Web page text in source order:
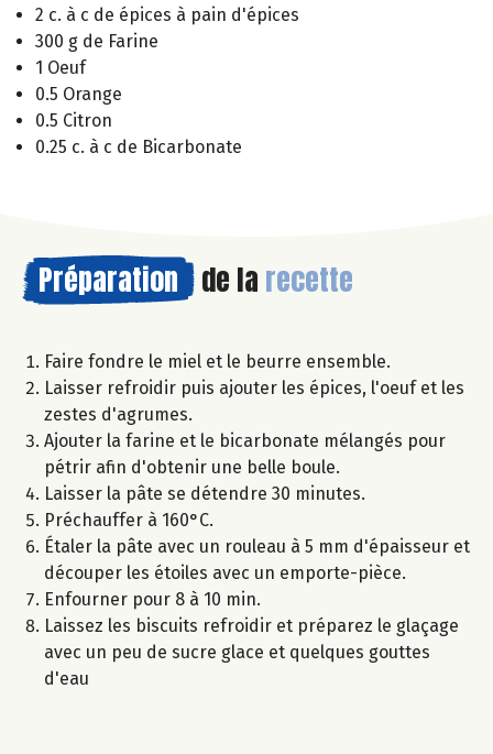
2 c. à c de épices à pain d'épices
300 g de Farine
1 Oeuf
0.5 Orange
0.5 Citron
0.25 c. à c de Bicarbonate
Préparation de la recette
Faire fondre le miel et le beurre ensemble.
Laisser refroidir puis ajouter les épices, l'oeuf et les
zestes d'agrumes.
Ajouter la farine et le bicarbonate mélangés pour
pétrir afin d'obtenir une belle boule.
Laisser la pâte se détendre 30 minutes.
Préchauffer à 160°C.
Étaler la pâte avec un rouleau à 5 mm d'épaisseur et
découper les étoiles avec un emporte-pièce.
Enfourner pour 8 à 10 min.
Laissez les biscuits refroidir et préparez le glaçage
avec un peu de sucre glace et quelques gouttes
d'eau